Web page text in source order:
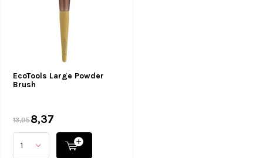
EcoTools Large Powder
Brush
13,958,37